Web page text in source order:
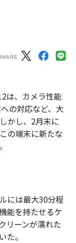
は、カメラ性能
の対応など、大
かし、2月末に
の端末に新たな
には最大30分程
能を持たせるケ
リーンが濡れた
た。